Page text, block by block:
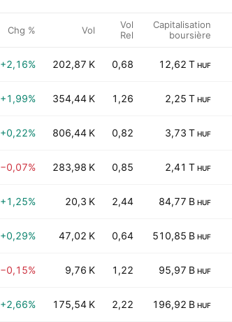
Chg % Vol
Vol
Rel
Capitalisation
boursière
+2,16% 202,87 K 0,68 12,62 T HUF
+1,99% 354,44 K 1,26 2,25 T HUF
+0,22% 806,44 K 0,82 3,73 T HUF
−0,07% 283,98 K 0,85 2,41 T HUF
+1,25% 20,3 K 2,44 84,77 B HUF
+0,29% 47,02 K 0,64 510,85 B HUF
−0,15% 9,76 K 1,22 95,97 B HUF
+2,66% 175,54 K 2,22 196,92 B HUF